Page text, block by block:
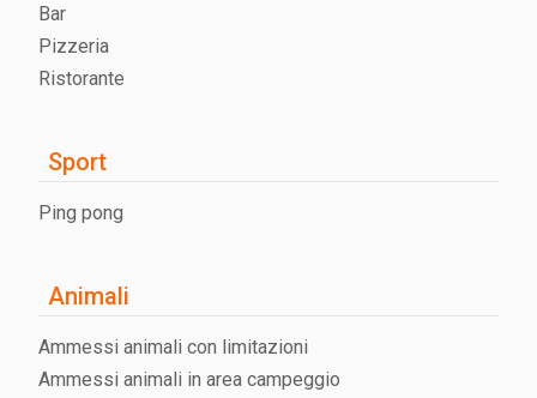
Bar
Pizzeria
Ristorante
Sport
Ping pong
Animali
Ammessi animali con limitazioni
Ammessi animali in area campeggio